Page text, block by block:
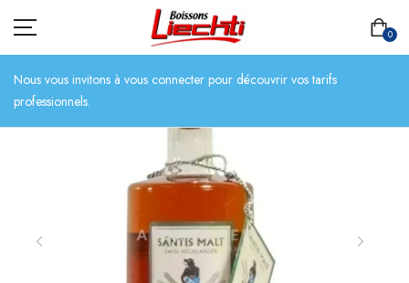
0
TOUT L’ASSORTIMENT
BIÈRES
Nous vous invitons à vous connecter pour découvrir vos tarifs
professionnels.